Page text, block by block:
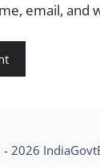
email,
2026